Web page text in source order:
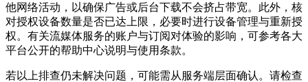
他网络活动，以确保广告或后台下载不会挤占带宽。此外，核
对授权设备数量是否已达上限，必要时进行设备管理与重新授
权。有关流媒体服务的账户与订阅对体验的影响，可参考各大
平台公开的帮助中心说明与使用条款。
若以上排查仍未解决问题，可能需从服务端层面确认。请检查